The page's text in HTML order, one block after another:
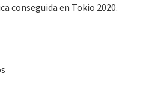
conseguida en Tokio 2020.